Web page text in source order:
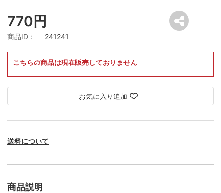
770円
商品ID： 241241
こちらの商品は現在販売しておりません
お気に入り追加
送料について
商品説明